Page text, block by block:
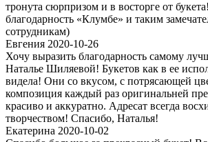
тронута сюрпризом и в восторге от
благодарность «Клумбе» и таким
сотрудникам)
Евгения 2020-10-26
Хочу выразить благодарность самому
Наталье Шиляевой! Букетов как в ее
видела! Они со вкусом, с потрясающей
композиция каждый раз оригинальней
красиво и аккуратно. Адресат всегда
творчеством! Спасибо, Наталья!
Екатерина 2020-10-02